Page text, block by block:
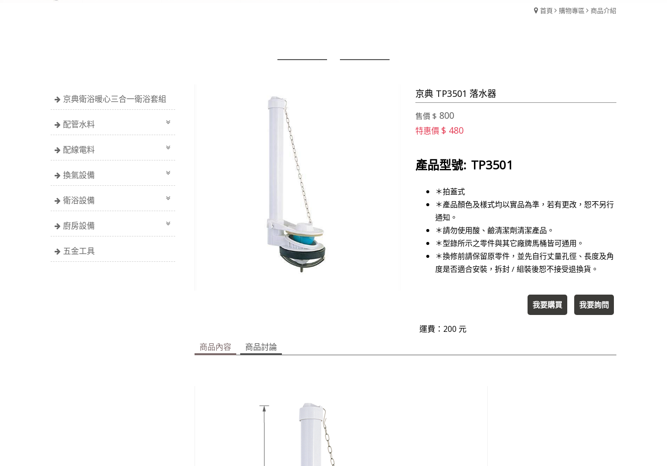
首頁 購物專區 商品介紹
京典衛浴暖心三合一衛浴套組
配管水料
配線電料
換氣設備
衛浴設備
廚房設備
五金工具
京典 TP3501 落水器
售價 $ 800
特惠價 $ 480
產品型號: TP3501
＊拍蓋式
＊產品顏色及樣式均以實品為準，若有更改，恕不另行
通知。
＊請勿使用酸、鹼清潔劑清潔產品。
＊型錄所示之零件與其它廠牌馬桶皆可通用。
＊換修前請保留原零件，並先自行丈量孔徑、長度及角
度是否適合安裝，拆封 / 組裝後恕不接受退換貨。
我要購買 我要詢問
運費：200 元
商品內容
商品討論